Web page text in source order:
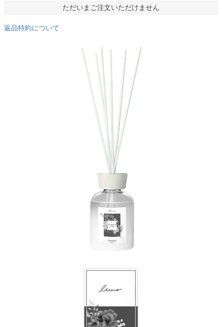
ただいまご注文いただけません
返品特約について